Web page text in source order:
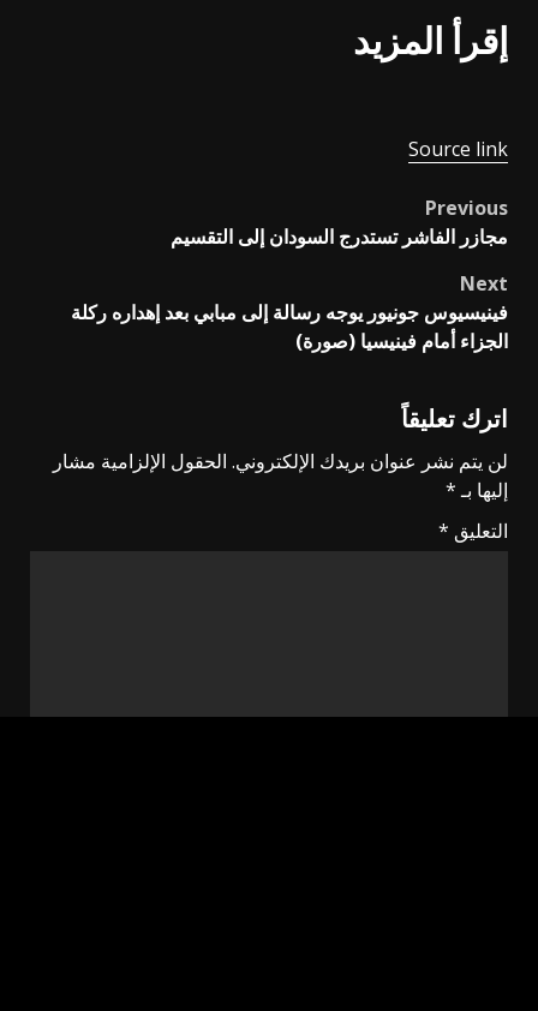
إقرأ المزيد
Source link
Post
navigation
Previous
مجازر الفاشر تستدرج السودان إلى التقسيم
Next
فينيسيوس جونيور يوجه رسالة إلى مبابي بعد إهداره ركلة
الجزاء أمام فينيسيا (صورة)
اترك تعليقاً
لن يتم نشر عنوان بريدك الإلكتروني. الحقول الإلزامية مشار
إليها بـ*
التعليق *